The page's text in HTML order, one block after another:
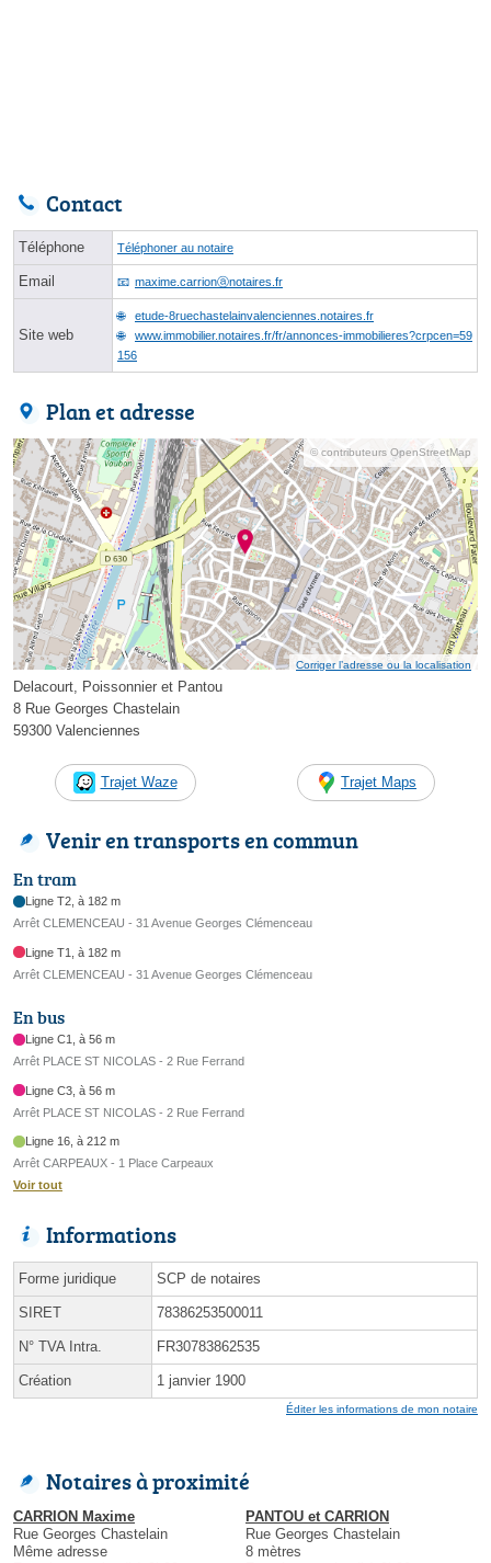
Contact
Téléphone Téléphoner au notaire
Email maxime.carrionⓐnotaires.fr
Site web
etude-8ruechastelainvalenciennes.notaires.fr
www.immobilier.notaires.fr/fr/annonces-immobilieres?crpcen=59
156
Plan et adresse
© contributeurs OpenStreetMap
Corriger l’adresse ou la localisation
Delacourt, Poissonnier et Pantou
8 Rue Georges Chastelain
59300 Valenciennes
Trajet Waze Trajet Maps
Venir en transports en commun
En tram
Ligne T2, à 182 m
Arrêt CLEMENCEAU - 31 Avenue Georges Clémenceau
Ligne T1, à 182 m
Arrêt CLEMENCEAU - 31 Avenue Georges Clémenceau
En bus
Ligne C1, à 56 m
Arrêt PLACE ST NICOLAS - 2 Rue Ferrand
Ligne C3, à 56 m
Arrêt PLACE ST NICOLAS - 2 Rue Ferrand
Ligne 16, à 212 m
Arrêt CARPEAUX - 1 Place Carpeaux
Voir tout
Informations
Forme juridique SCP de notaires
SIRET 78386253500011
N° TVA Intra. FR30783862535
Création 1 janvier 1900
Éditer les informations de mon notaire
Notaires à proximité
CARRION Maxime
Rue Georges Chastelain
Même adresse
PANTOU et CARRION
Rue Georges Chastelain
8 mètres